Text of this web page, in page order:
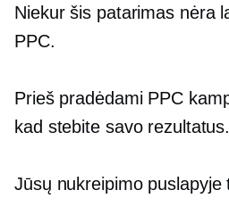
Niekur šis patarimas nėra
PPC.
Prieš pradėdami PPC
kad stebite savo rezultatus.
Jūsų nukreipimo puslapyje